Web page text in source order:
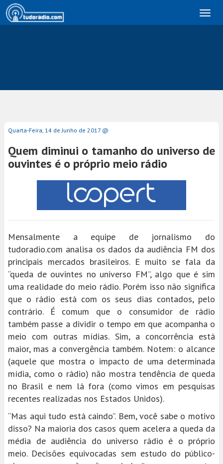
Quarta-Feira, 14 de Junho de 2017 @
Quem diminui o tamanho do universo de
ouvintes é o próprio meio rádio
Mensalmente a equipe de jornalismo do
tudoradio.com analisa os dados da audiência FM dos
principais mercados brasileiros. E muito se fala da
“queda de ouvintes no universo FM”, algo que é sim
uma realidade do meio rádio. Porém isso não significa
que o rádio está com os seus dias contados, pelo
contrário. É comum que o consumidor de rádio
também passe a dividir o tempo em que acompanha o
meio com outras mídias. Sim, a concorrência está
maior, mas a convergência também. Notem: o alcance
(aquele que mostra o impacto de uma determinada
mídia, como o rádio) não mostra tendência de queda
no Brasil e nem lá fora (como vimos em pesquisas
recentes realizadas nos Estados Unidos).
“Mas aqui tudo está caindo”. Bem, você sabe o motivo
disso? Na maioria dos casos quem acelera a queda da
média de audiência do universo rádio é o próprio
meio. Decisões equivocadas sem estudo do público-